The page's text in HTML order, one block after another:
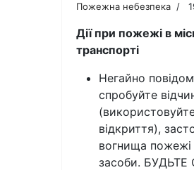
Пожежна небезпека
Дії при пожежі в
транспорті
Негайно
спробуйте
відкриття),
вогнища пожежі
засоби. БУДЬТЕ